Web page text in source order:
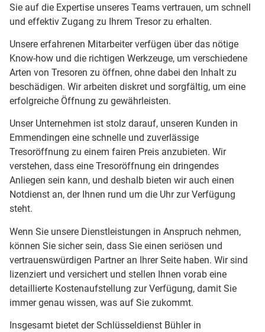
Sie auf die Expertise unseres Teams vertrauen, um schnell
und effektiv Zugang zu Ihrem Tresor zu erhalten.
Unsere erfahrenen Mitarbeiter verfügen über das nötige
Know-how und die richtigen Werkzeuge, um verschiedene
Arten von Tresoren zu öffnen, ohne dabei den Inhalt zu
beschädigen. Wir arbeiten diskret und sorgfältig, um eine
erfolgreiche Öffnung zu gewährleisten.
Unser Unternehmen ist stolz darauf, unseren Kunden in
Emmendingen eine schnelle und zuverlässige
Tresoröffnung zu einem fairen Preis anzubieten. Wir
verstehen, dass eine Tresoröffnung ein dringendes
Anliegen sein kann, und deshalb bieten wir auch einen
Notdienst an, der Ihnen rund um die Uhr zur Verfügung
steht.
Wenn Sie unsere Dienstleistungen in Anspruch nehmen,
können Sie sicher sein, dass Sie einen seriösen und
vertrauenswürdigen Partner an Ihrer Seite haben. Wir sind
lizenziert und versichert und stellen Ihnen vorab eine
detaillierte Kostenaufstellung zur Verfügung, damit Sie
immer genau wissen, was auf Sie zukommt.
Insgesamt bietet der Schlüsseldienst Bühler in